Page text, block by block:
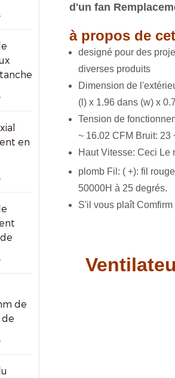
en
de
d'un fan
à propos de
designé pour des
diverses produits
Dimension de
(l) x 1.96 dans (w) x
Tension de
~ 16.02 CFM Bruit: 23
Haut Vitesse: Ceci Le
plomb Fil: ( +): fil
50000H à 25 degrés.
S'il vous plaît